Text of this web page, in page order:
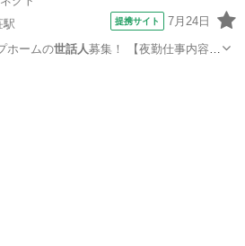
駅
提携サイト 7月24日
ープホームの世話人募集！ 【夜勤仕事内容】